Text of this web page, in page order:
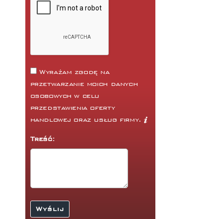
Wyrażam zgodę na
przetwarzanie moich danych
osobowych w celu
przedstawienia oferty
handlowej oraz usług firmy.
Treść: